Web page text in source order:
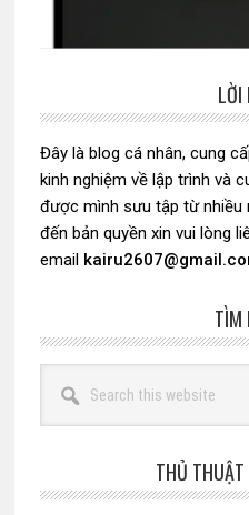
chính
LỜI
Đây là blog cá nhân, cung
kinh nghiệm về lập trình và
được mình sưu tập từ nhiều
đến bản quyền xin vui lòng
email
TÌM
this
website
THỦ THUẬT